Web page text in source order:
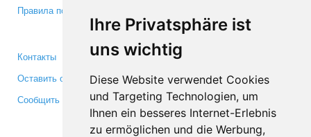
Ihre Privatsphäre ist
uns wichtig
Diese Website verwendet Cookies
und Targeting Technologien, um
Ihnen ein besseres Internet-Erlebnis
zu ermöglichen und die Werbung,
Правила пользования
Медиа
Контакты
Оставить отзыв
Сообщить об ошибке
Facebook
Twitter
YouTube
Google+